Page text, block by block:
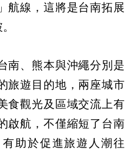
航線，這將是台南拓展
南、熊本與沖繩分別是
旅遊目的地，兩座城市
食觀光及區域交流上有
啟航，不僅縮短了台南
助於促進旅遊人潮往